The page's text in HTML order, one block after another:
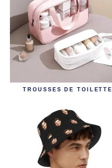
TROUSSES DE TOILETTE